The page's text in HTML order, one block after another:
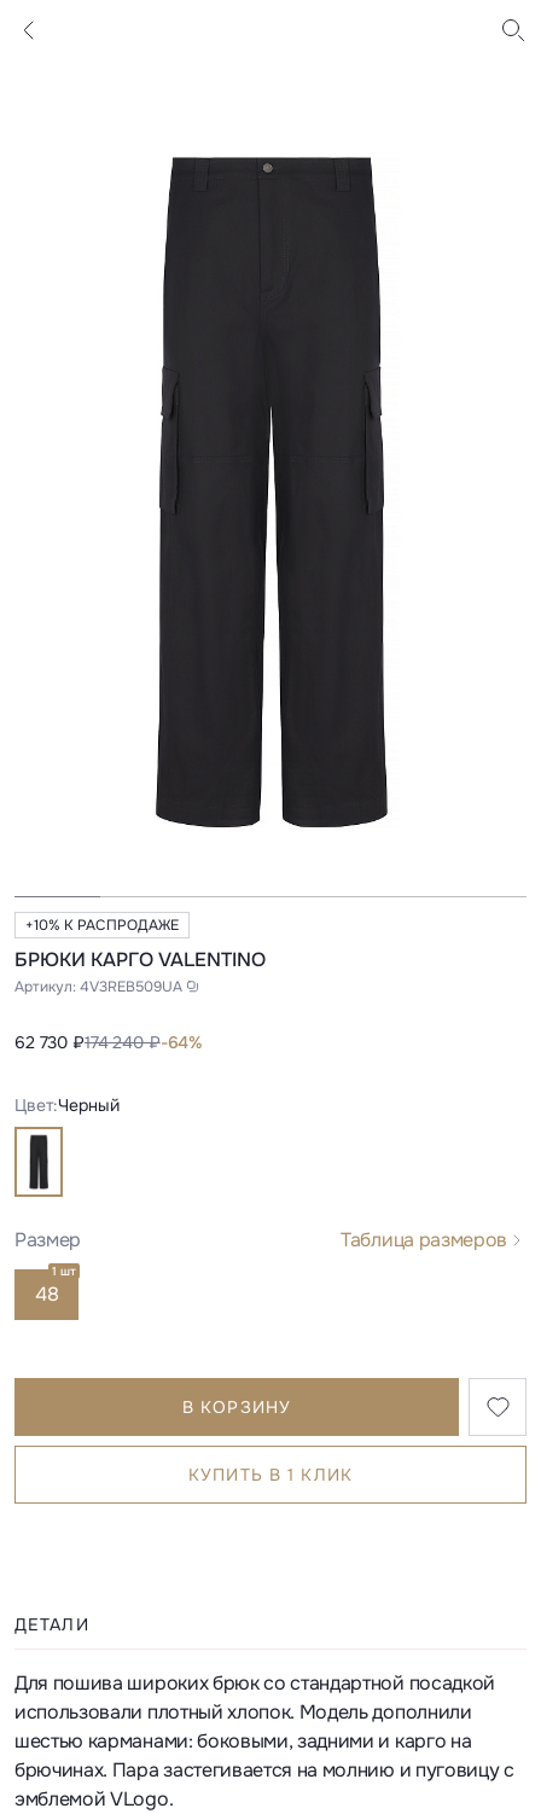
+10% К РАСПРОДАЖЕ
БРЮКИ КАРГО VALENTINO
Артикул: 4V3REB509UA
62 730 ₽174 240 ₽-64%
Цвет:Черный
Размер Таблица размеров
48
1 шт
В КОРЗИНУ
КУПИТЬ В 1 КЛИК
ДЕТАЛИ
Для пошива широких брюк со стандартной посадкой
использовали плотный хлопок. Модель дополнили
шестью карманами: боковыми, задними и карго на
брючинах. Пара застегивается на молнию и пуговицу с
эмблемой VLogo.